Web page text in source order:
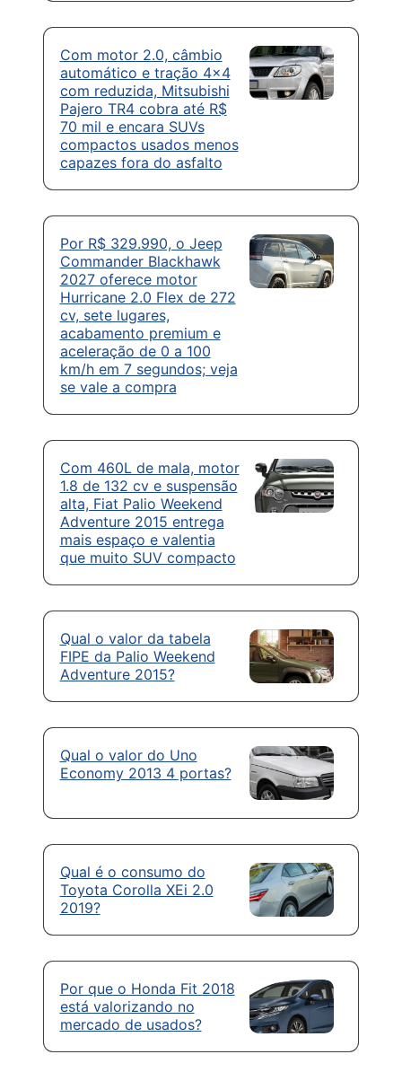
Com motor 2.0, câmbio
automático e tração 4×4
com reduzida, Mitsubishi
Pajero TR4 cobra até R$
70 mil e encara SUVs
compactos usados menos
capazes fora do asfalto
Por R$ 329.990, o Jeep
Commander Blackhawk
2027 oferece motor
Hurricane 2.0 Flex de 272
cv, sete lugares,
acabamento premium e
aceleração de 0 a 100
km/h em 7 segundos; veja
se vale a compra
Com 460L de mala, motor
1.8 de 132 cv e suspensão
alta, Fiat Palio Weekend
Adventure 2015 entrega
mais espaço e valentia
que muito SUV compacto
Qual o valor da tabela
FIPE da Palio Weekend
Adventure 2015?
Qual o valor do Uno
Economy 2013 4 portas?
Qual é o consumo do
Toyota Corolla XEi 2.0
2019?
Por que o Honda Fit 2018
está valorizando no
mercado de usados?